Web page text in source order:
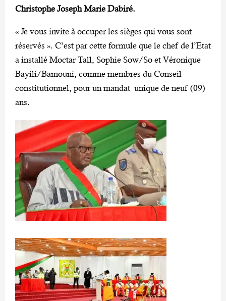
Christophe Joseph Marie Dabiré.
« Je vous invite à occuper les sièges qui vous sont
réservés ». C’est par cette formule que le chef de l’Etat
a installé Moctar Tall, Sophie Sow/So et Véronique
Bayili/Bamouni, comme membres du Conseil
constitutionnel, pour un mandat unique de neuf (09)
ans.